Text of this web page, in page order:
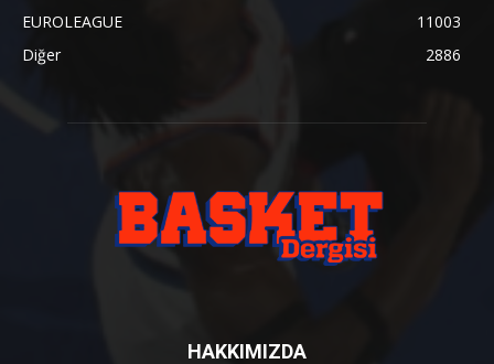
EUROLEAGUE
11003
Diğer
2886
HAKKIMIZDA